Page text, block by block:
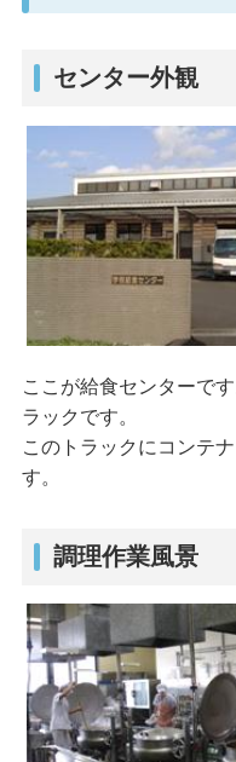
センター外観
ここが給食センターで
ラックです。
このトラックにコンテ
す。
調理作業風景